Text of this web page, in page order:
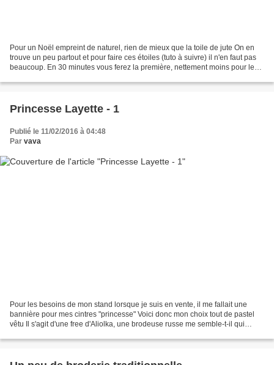
Pour un Noël empreint de naturel, rien de mieux que la toile de jute On en
trouve un peu partout et pour faire ces étoiles (tuto à suivre) il n'en faut pas
beaucoup. En 30 minutes vous ferez la première, nettement moins pour les
Princesse Layette - 1
Publié le 11/02/2016 à 04:48
Par vava
Pour les besoins de mon stand lorsque je suis en vente, il me fallait une
bannière pour mes cintres "princesse" Voici donc mon choix tout de pastel
vêtu Il s'agit d'une free d'Aliolka, une brodeuse russe me semble-t-il qui